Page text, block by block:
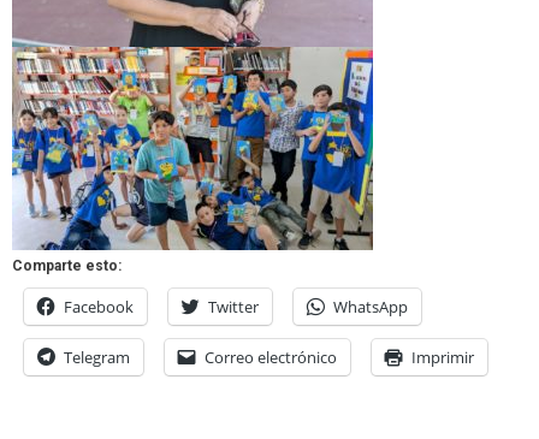
Comparte esto:
Facebook Twitter WhatsApp
Telegram Correo electrónico Imprimir